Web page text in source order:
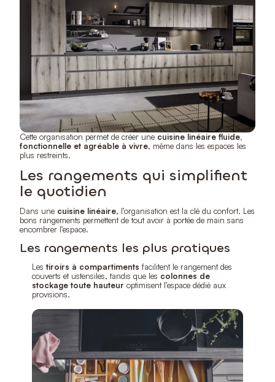
Cette organisation permet de créer une cuisine linéaire fluide,
fonctionnelle et agréable à vivre, même dans les espaces les
plus restreints.
Les rangements qui simplifient
le quotidien
Dans une cuisine linéaire, l’organisation est la clé du confort. Les
bons rangements permettent de tout avoir à portée de main sans
encombrer l’espace.
Les rangements les plus pratiques
Lestiroirs à compartiments facilitent le rangement des
couverts et ustensiles, tandis que les colonnes de
stockage toute hauteur optimisent l’espace dédié aux
provisions.